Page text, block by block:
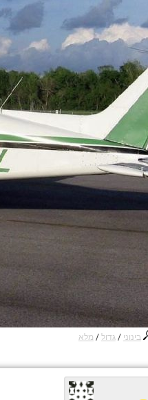
בינוני /גדול / מלא